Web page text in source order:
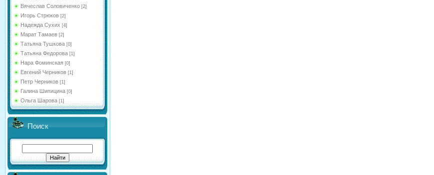
Вячеслав Соловиченко [2]
Игорь Стрюков [2]
Надежда Сухих [4]
Марат Тамаев [2]
Татьяна Тушкова [0]
Татьяна Федорова [1]
Нара Фоминская [0]
Евгений Черников [1]
Петр Черников [1]
Галина Шипицина [0]
Ольга Шарова [1]
Поиск